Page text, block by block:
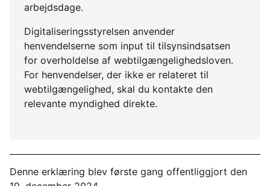
arbejdsdage.
Digitaliseringsstyrelsen anvender
henvendelserne som input til tilsynsindsatsen
for overholdelse af webtilgængelighedsloven.
For henvendelser, der ikke er relateret til
webtilgængelighed, skal du kontakte den
relevante myndighed direkte.
Denne erklæring blev første gang offentliggjort den